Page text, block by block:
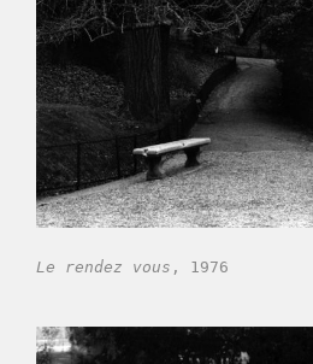
Le rendez vous , 1976